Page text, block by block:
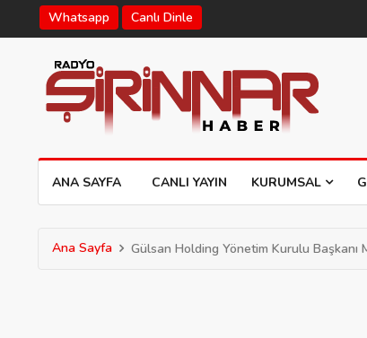
Whatsapp Canlı Dinle
ANA SAYFA CANLI YAYIN KURUMSAL
Ana Sayfa Gülsan Holding Yönetim Kurulu